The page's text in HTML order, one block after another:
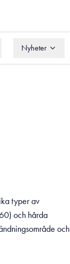
Nyheter
typer av
och hårda
och